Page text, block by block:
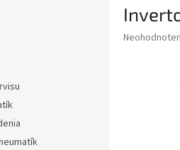
Priemerné